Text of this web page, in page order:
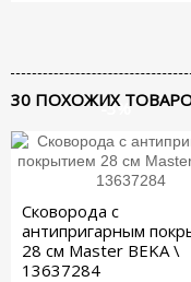
30 ПОХОЖИХ
Сковорода с
антипригарным
28 см Master BEKA \
13637284
-3%